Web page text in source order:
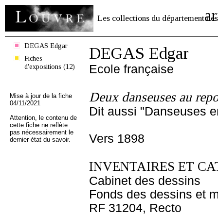
Les collections du département des
DEGAS Edgar
Fiches
d'expositions (12)
Mise à jour de la fiche
04/11/2021
Attention, le contenu de
cette fiche ne reflète
pas nécessairement le
dernier état du savoir.
DEGAS Edgar
Ecole française
Deux danseuses au
Dit aussi "Danseuses
Vers 1898
INVENTAIRES ET
Cabinet des dessins
Fonds des dessins et
RF 31204, Recto